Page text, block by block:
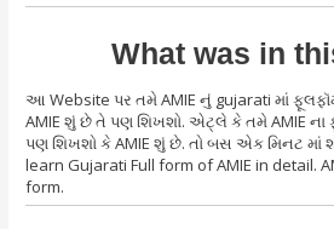
What was in
આ Website પર તમે AMIE નું gujarati માં
AMIE શું છે તે પણ શિખશો. એટ્લે કે તમે AMIE
પણ શિખશો કે AMIE શું છે. તો બસ એક મિનટ માં
learn Gujarati Full form of AMIE in detail.
form.